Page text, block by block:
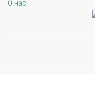
О нас